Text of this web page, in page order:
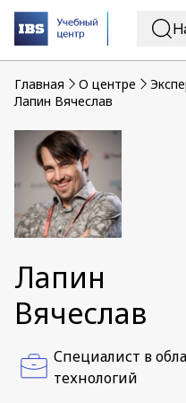
Главная O центре
Лапин Вячеслав
Лапин
Вячеслав
Специалист в
технологий